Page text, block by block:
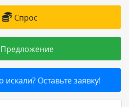
или услугу
Спрос
Предложение
Оставьте заявку!